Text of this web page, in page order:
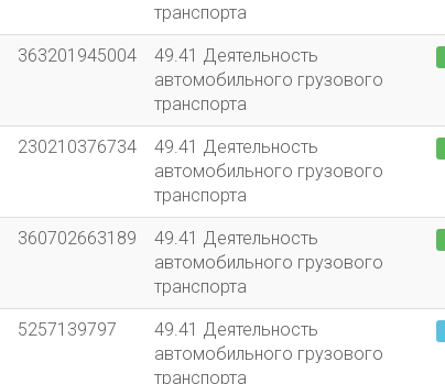
транспорта
363201945004
49.41 Деятельность
автомобильного грузового
транспорта
230210376734
49.41 Деятельность
автомобильного грузового
транспорта
360702663189
49.41 Деятельность
автомобильного грузового
транспорта
5257139797
49.41 Деятельность
автомобильного грузового
транспорта